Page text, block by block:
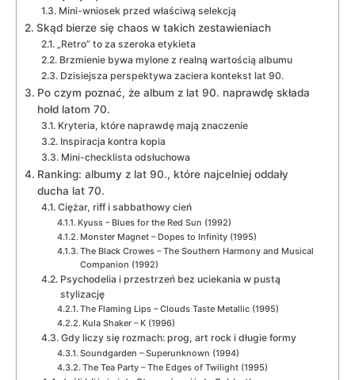
Mini-wniosek przed właściwą selekcją
Skąd bierze się chaos w takich zestawieniach
„Retro” to za szeroka etykieta
Brzmienie bywa mylone z realną wartością albumu
Dzisiejsza perspektywa zaciera kontekst lat 90.
Po czym poznać, że album z lat 90. naprawdę składa
hołd latom 70.
Kryteria, które naprawdę mają znaczenie
Inspiracja kontra kopia
Mini-checklista odsłuchowa
Ranking: albumy z lat 90., które najcelniej oddały
ducha lat 70.
Ciężar, riff i sabbathowy cień
Kyuss – Blues for the Red Sun (1992)
Monster Magnet – Dopes to Infinity (1995)
The Black Crowes – The Southern Harmony and Musical
Companion (1992)
Psychodelia i przestrzeń bez uciekania w pustą
stylizację
The Flaming Lips – Clouds Taste Metallic (1995)
Kula Shaker – K (1996)
Gdy liczy się rozmach: prog, art rock i długie formy
Soundgarden – Superunknown (1994)
The Tea Party – The Edges of Twilight (1995)